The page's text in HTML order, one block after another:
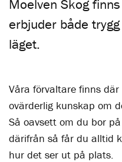
Moelven Skog
erbjuder både
läget.
Våra förvaltare finns
ovärderlig kunskap om
Så oavsett om du bor
därifrån så får du alltid
hur det ser ut på plats.